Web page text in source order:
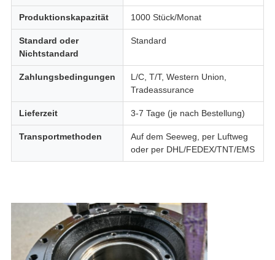
Produktionskapazität 1000 Stück/Monat
Standard oder
Nichtstandard
Standard
Zahlungsbedingungen
L/C, T/T, Western Union,
Tradeassurance
Lieferzeit 3-7 Tage (je nach Bestellung)
Transportmethoden
Auf dem Seeweg, per Luftweg
oder per DHL/FEDEX/TNT/EMS